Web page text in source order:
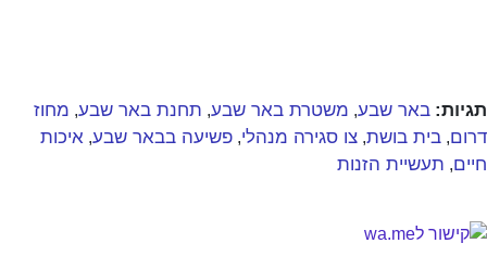
תגיות: באר שבע, משטרת באר שבע, תחנת באר שבע, מחוז
דרום, בית בושת, צו סגירה מנהלי, פשיעה בבאר שבע, איכות
חיים, תעשיית הזנות